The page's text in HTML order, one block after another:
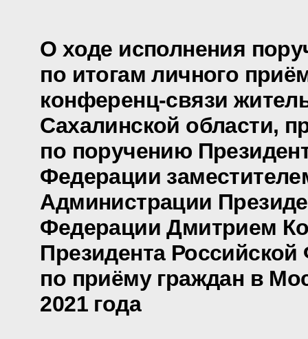
О ходе исполнения
по итогам личного
конференц-связи
Сахалинской области,
по поручению
Федерации
Администрации
Федерации Дмитрием
Президента
по приёму граждан в
2021 года